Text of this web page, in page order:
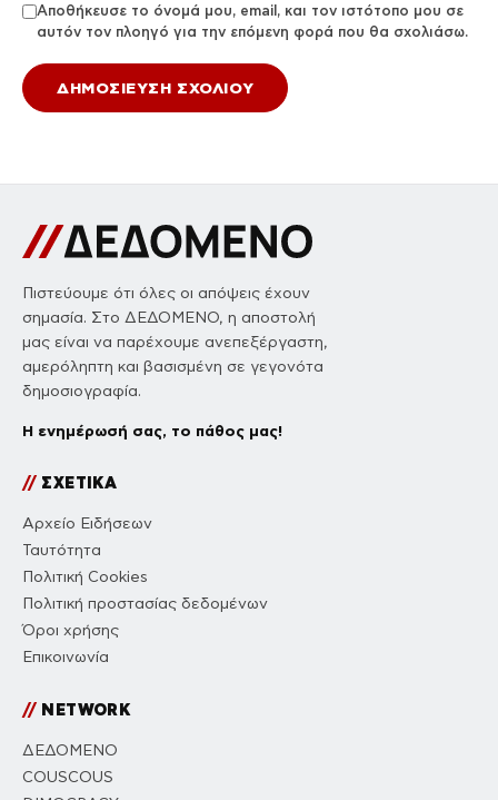
Αποθήκευσε το όνομά μου, email, και τον ιστότοπο μου σε
αυτόν τον πλοηγό για την επόμενη φορά που θα σχολιάσω.
Πιστεύουμε ότι όλες οι απόψεις έχουν
σημασία. Στο ΔΕΔΟΜΕΝΟ, η αποστολή
μας είναι να παρέχουμε ανεπεξέργαστη,
αμερόληπτη και βασισμένη σε γεγονότα
δημοσιογραφία.
Η ενημέρωσή σας, το πάθος μας!
//ΣΧΕΤΙΚΑ
Αρχείο Ειδήσεων
Ταυτότητα
Πολιτική Cookies
Πολιτική προστασίας δεδομένων
Όροι χρήσης
Επικοινωνία
//NETWORK
ΔΕΔΟΜΕΝΟ
COUSCOUS